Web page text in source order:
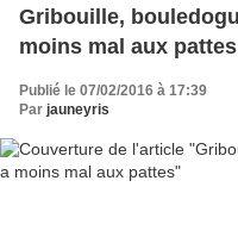
Gribouille,
moins mal aux pattes
Publié le 07/02/2016 à 17:39
Par jauneyris